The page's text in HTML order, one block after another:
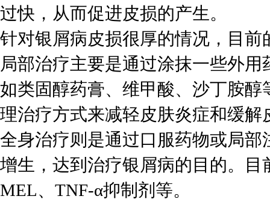
过快，从而促进皮损的产生。
针对银屑病皮损很厚的情况，目
局部治疗主要是通过涂抹一些外
如类固醇药膏、维甲酸、沙丁胺
理治疗方式来减轻皮肤炎症和缓解
全身治疗则是通过口服药物或局
增生，达到治疗银屑病的目的。
MEL、TNF-α抑制剂等。